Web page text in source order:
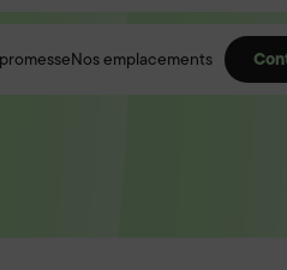
Nos emplacements